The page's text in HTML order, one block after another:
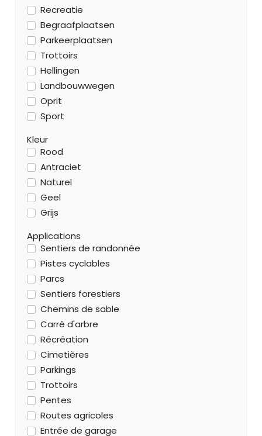
Recreatie
Begraafplaatsen
Parkeerplaatsen
Trottoirs
Hellingen
Landbouwwegen
Oprit
Sport
Kleur
Rood
Antraciet
Naturel
Geel
Grijs
Applications
Sentiers de randonnée
Pistes cyclables
Parcs
Sentiers forestiers
Chemins de sable
Carré d'arbre
Récréation
Cimetières
Parkings
Trottoirs
Pentes
Routes agricoles
Entrée de garage